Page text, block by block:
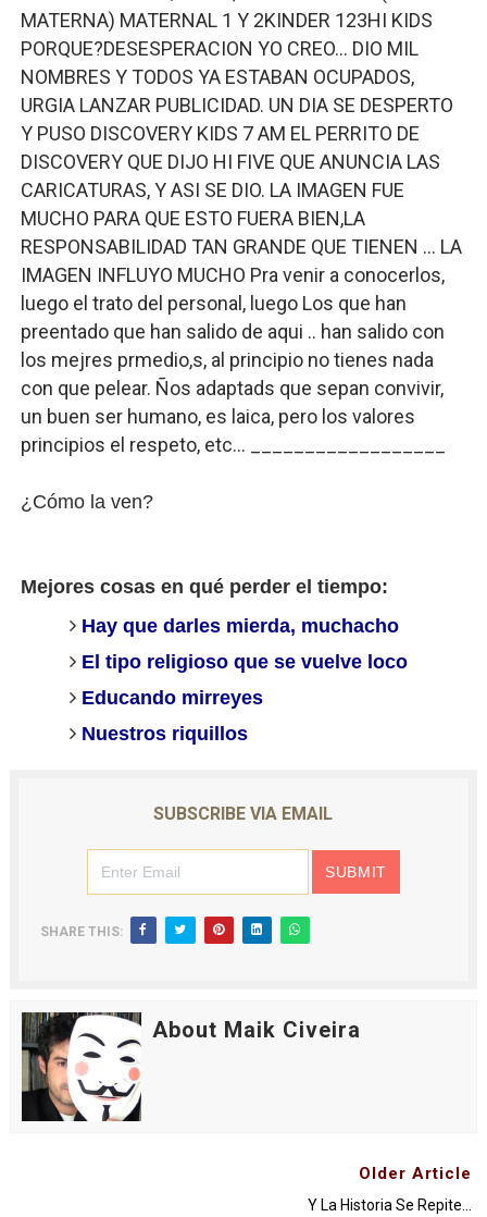
MATERNA) MATERNAL 1 Y 2KINDER 123HI KIDS
PORQUE?DESESPERACION YO CREO… DIO MIL
NOMBRES Y TODOS YA ESTABAN OCUPADOS,
URGIA LANZAR PUBLICIDAD. UN DIA SE DESPERTO
Y PUSO DISCOVERY KIDS 7 AM EL PERRITO DE
DISCOVERY QUE DIJO HI FIVE QUE ANUNCIA LAS
CARICATURAS, Y ASI SE DIO. LA IMAGEN FUE
MUCHO PARA QUE ESTO FUERA BIEN,LA
RESPONSABILIDAD TAN GRANDE QUE TIENEN … LA
IMAGEN INFLUYO MUCHO Pra venir a conocerlos,
luego el trato del personal, luego Los que han
preentado que han salido de aqui .. han salido con
los mejres prmedio,s, al principio no tienes nada
con que pelear. Ños adaptads que sepan convivir,
un buen ser humano, es laica, pero los valores
principios el respeto, etc… __________________
¿Cómo la ven?
Mejores cosas en qué perder el tiempo:
Hay que darles mierda, muchacho
El tipo religioso que se vuelve loco
Educando mirreyes
Nuestros riquillos
SUBSCRIBE VIA EMAIL
SHARE THIS:
About Maik Civeira
Older Article
Y La Historia Se Repite...